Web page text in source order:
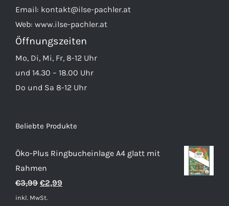
Email: kontakt@ilse-pachler.at
Web: www.ilse-pachler.at
Öffnungszeiten
Mo, Di, Mi, Fr, 8-12 Uhr
und 14.30 – 18.00 Uhr
Do und Sa 8-12 Uhr
Beliebte Produkte
Öko-Plus Ringbucheinlage A4 glatt mit
Rahmen
€3,99 Ursprünglicher
Preis
€2,99
inkl. MwSt.